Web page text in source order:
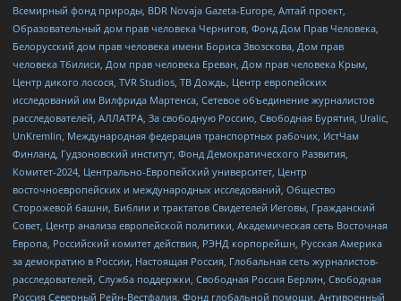
Всемирный фонд природы, BDR Novaja Gazeta-Europe, Алтай проект,
Образовательный дом прав человека Чернигов, Фонд Дом Прав Человека,
Белорусский дом прав человека имени Бориса Звозскова, Дом прав
человека Тбилиси, Дом прав человека Ереван, Дом прав человека Крым,
Центр дикого лосося, TVR Studios, ТВ Дождь, Центр европейских
исследований им Вилфрида Мартенса, Сетевое объединение журналистов
расследователей, АЛЛАТРА, За свободную Россию, Свободная Бурятия, Uralic,
UnKremlin, Международная федерация транспортных рабочих, ИстЧам
Финланд, Гудзоновский институт, Фонд Демократического Развития,
Комитет-2024, Центрально-Европейский университет, Центр
восточноевропейских и международных исследований, Общество
Сторожевой башни, Библии и трактатов Свидетелей Иеговы, Гражданский
Совет, Центр анализа европейской политики, Академическая сеть Восточная
Европа, Российский комитет действия, РЭНД корпорейшн, Русская Америка
за демократию в России, Настоящая Россия, Глобальная сеть журналистов-
расследователей, Служба поддержки, Свободная Россия Берлин, Свободная
Россия Северный Рейн-Вестфалия, Фонд глобальной помощи, Антивоенный